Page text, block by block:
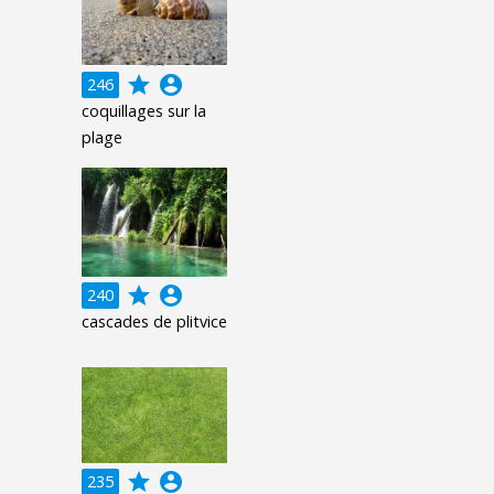
246 grade account_circle
coquillages sur la
plage
240 grade account_circle
cascades de plitvice
235 grade account_circle